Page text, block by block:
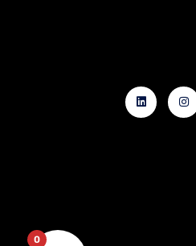
0